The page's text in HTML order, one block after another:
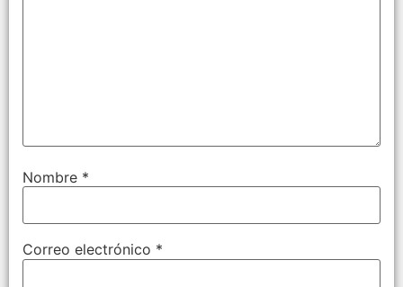
Nombre *
Correo electrónico *